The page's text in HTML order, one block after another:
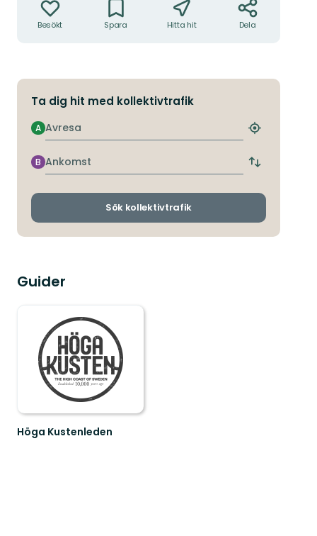
Besökt Spara Hitta hit Dela
Ta dig hit med kollektivtrafik
Avresa
A
Hitta
hållplats
Ankomst
B
Byt
och
Sök kollektivtrafik
Guider
Höga Kustenleden